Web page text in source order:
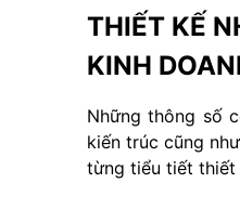
THIẾT KẾ
KINH
Những thông số
kiến trúc cũng
từng tiểu tiết thiết